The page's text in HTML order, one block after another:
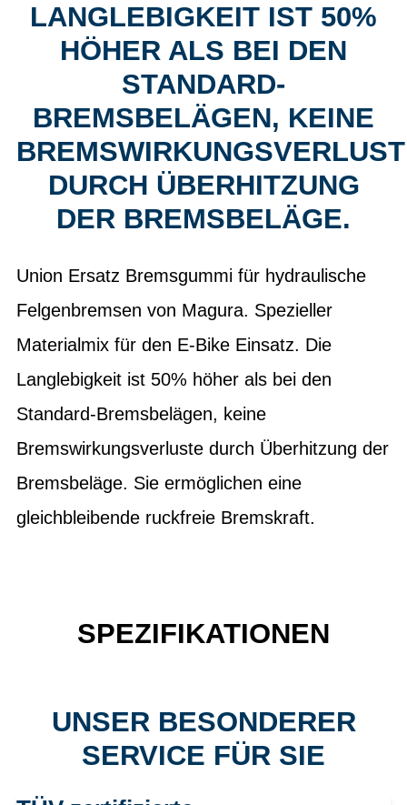
LANGLEBIGKEIT IST 50%
HÖHER ALS BEI DEN
STANDARD-
BREMSBELÄGEN, KEINE
DURCH ÜBERHITZUNG
DER BREMSBELÄGE.
Union Ersatz Bremsgummi für hydraulische
Felgenbremsen von Magura. Spezieller
Materialmix für den E-Bike Einsatz. Die
Langlebigkeit ist 50% höher als bei den
Standard-Bremsbelägen, keine
Bremswirkungsverluste durch Überhitzung der
Bremsbeläge. Sie ermöglichen eine
gleichbleibende ruckfreie Bremskraft.
SPEZIFIKATIONEN
UNSER BESONDERER
SERVICE FÜR SIE